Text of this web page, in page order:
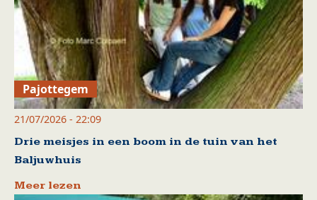
Pajottegem
21/07/2026 - 22:09
Drie meisjes in een boom in de tuin van het
Baljuwhuis
Meer lezen